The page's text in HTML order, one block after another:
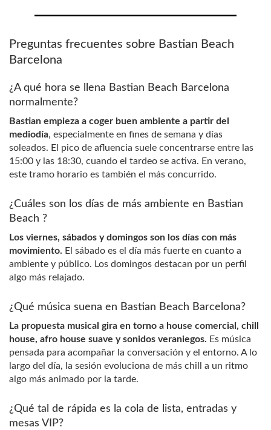
Preguntas frecuentes sobre Bastian Beach
Barcelona
¿A qué hora se llena Bastian Beach Barcelona
normalmente?
Bastian empieza a coger buen ambiente a partir del
mediodía, especialmente en fines de semana y días
soleados. El pico de afluencia suele concentrarse entre las
15:00 y las 18:30, cuando el tardeo se activa. En verano,
este tramo horario es también el más concurrido.
¿Cuáles son los días de más ambiente en Bastian
Beach ?
Los viernes, sábados y domingos son los días con más
movimiento. El sábado es el día más fuerte en cuanto a
ambiente y público. Los domingos destacan por un perfil
algo más relajado.
¿Qué música suena en Bastian Beach Barcelona?
La propuesta musical gira en torno a house comercial, chill
house, afro house suave y sonidos veraniegos. Es música
pensada para acompañar la conversación y el entorno. A lo
largo del día, la sesión evoluciona de más chill a un ritmo
algo más animado por la tarde.
¿Qué tal de rápida es la cola de lista, entradas y
mesas VIP?